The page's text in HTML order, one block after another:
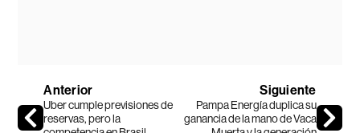
Anterior
Uber cumple previsiones de
reservas, pero la
Siguiente
Pampa Energía duplica su
ganancia de la mano de Vaca